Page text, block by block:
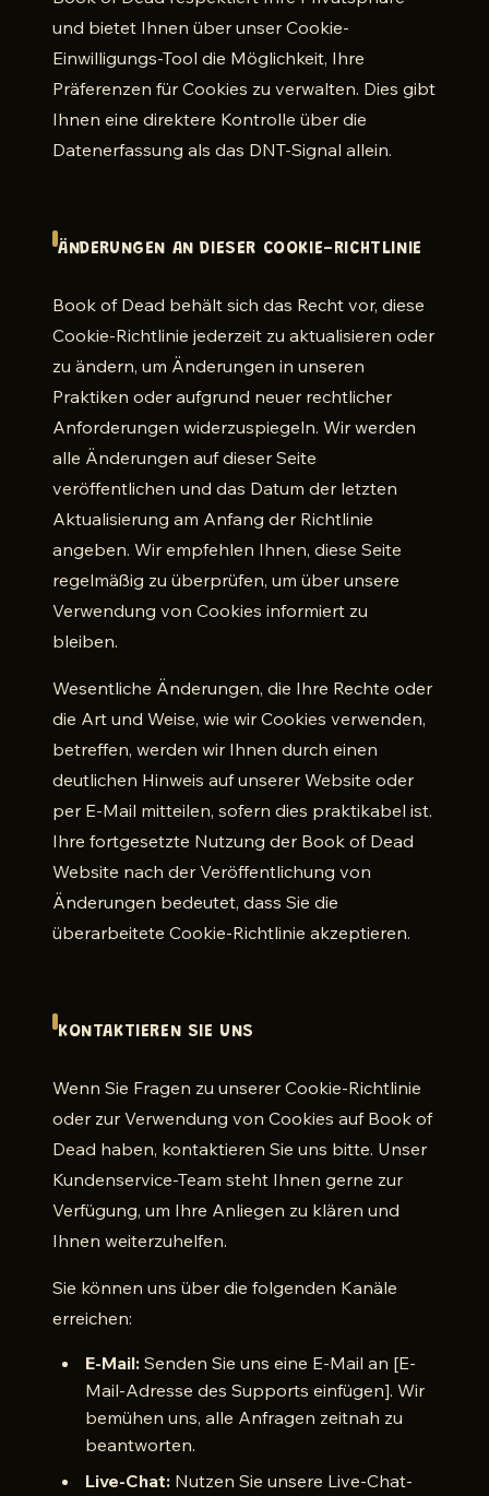
und bietet Ihnen über unser Cookie-
Einwilligungs-Tool die Möglichkeit, Ihre
Präferenzen für Cookies zu verwalten. Dies gibt
Ihnen eine direktere Kontrolle über die
Datenerfassung als das DNT-Signal allein.
ÄNDERUNGEN AN DIESER COOKIE-RICHTLINIE
Book of Dead behält sich das Recht vor, diese
Cookie-Richtlinie jederzeit zu aktualisieren oder
zu ändern, um Änderungen in unseren
Praktiken oder aufgrund neuer rechtlicher
Anforderungen widerzuspiegeln. Wir werden
alle Änderungen auf dieser Seite
veröffentlichen und das Datum der letzten
Aktualisierung am Anfang der Richtlinie
angeben. Wir empfehlen Ihnen, diese Seite
regelmäßig zu überprüfen, um über unsere
Verwendung von Cookies informiert zu
bleiben.
Wesentliche Änderungen, die Ihre Rechte oder
die Art und Weise, wie wir Cookies verwenden,
betreffen, werden wir Ihnen durch einen
deutlichen Hinweis auf unserer Website oder
per E-Mail mitteilen, sofern dies praktikabel ist.
Ihre fortgesetzte Nutzung der Book of Dead
Website nach der Veröffentlichung von
Änderungen bedeutet, dass Sie die
überarbeitete Cookie-Richtlinie akzeptieren.
KONTAKTIEREN SIE UNS
Wenn Sie Fragen zu unserer Cookie-Richtlinie
oder zur Verwendung von Cookies auf Book of
Dead haben, kontaktieren Sie uns bitte. Unser
Kundenservice-Team steht Ihnen gerne zur
Verfügung, um Ihre Anliegen zu klären und
Ihnen weiterzuhelfen.
Sie können uns über die folgenden Kanäle
erreichen:
E-Mail: Senden Sie uns eine E-Mail an [E-
Mail-Adresse des Supports einfügen]. Wir
bemühen uns, alle Anfragen zeitnah zu
beantworten.
Live-Chat: Nutzen Sie unsere Live-Chat-